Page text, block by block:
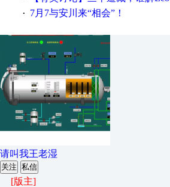
· 7月7与安川来“相会”！
请叫我王老湿
关注 私信
[版主]